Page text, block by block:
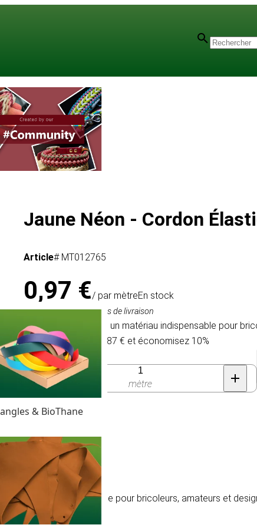
& BioThane
Jaune Néon - Cordon
Article# MT012765
0,97 €/ par mètreEn stock
TVA comprise, hors frais de livraison
Du cordon élastique: un matériau indispensable pour
Achetez 100 pour 0,87 € et économisez 10%
Quantité
mètre
un matériau indispensable pour bricoleurs, amateurs et